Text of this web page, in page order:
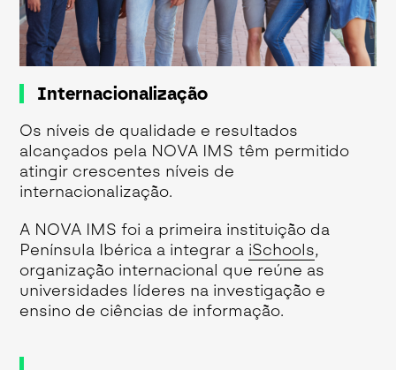
Internacionalização
Os níveis de qualidade e resultados
alcançados pela NOVA IMS têm permitido
atingir crescentes níveis de
internacionalização.
A NOVA IMS foi a primeira instituição da
Península Ibérica a integrar a iSchools,
organização internacional que reúne as
universidades líderes na investigação e
ensino de ciências de informação.